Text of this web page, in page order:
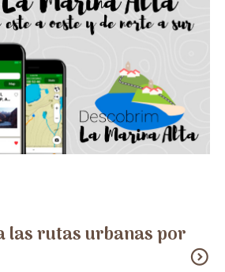
las rutas urbanas por
expand_circle_down